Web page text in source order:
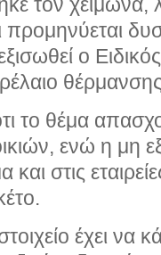
ο
το θέμα
ενώ η μη
και στις
έχει να